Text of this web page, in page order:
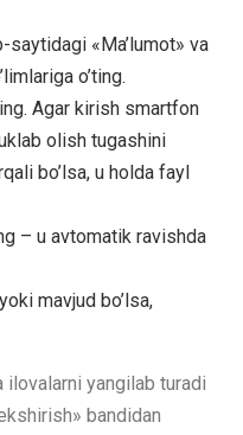
saytidagi «Ma’lumot» va
o’ting.
Agar kirish smartfon
olish tugashini
bo’lsa, u holda fayl
– u avtomatik ravishda
mavjud bo’lsa,
ilovalarni yangilab turadi
bandidan